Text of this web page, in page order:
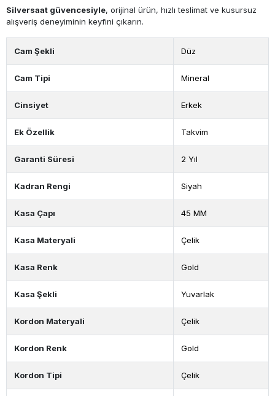
Silversaat güvencesiyle, orijinal ürün, hızlı teslimat ve kusursuz
alışveriş deneyiminin keyfini çıkarın.
Cam Şekli Düz
Cam Tipi Mineral
Cinsiyet Erkek
Ek Özellik Takvim
Garanti Süresi 2 Yıl
Kadran Rengi Siyah
Kasa Çapı 45 MM
Kasa Materyali Çelik
Kasa Renk Gold
Kasa Şekli Yuvarlak
Kordon Materyali Çelik
Kordon Renk Gold
Kordon Tipi Çelik